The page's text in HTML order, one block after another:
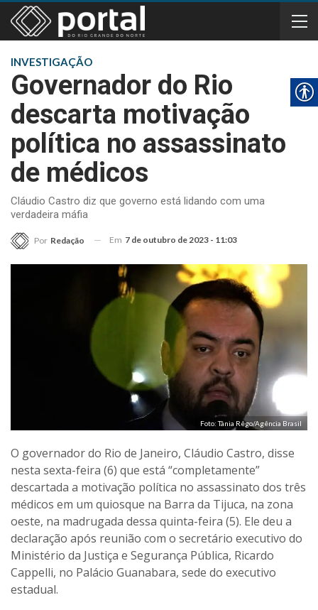
INVESTIGAÇÃO
Governador do Rio
descarta motivação
política no assassinato
de médicos
Cláudio Castro diz que governo está lidando com uma
verdadeira máfia
Por Redação Em 7 de outubro de 2023 - 11:03
Foto: Tânia Rêgo/Agência Brasil
O governador do Rio de Janeiro, Cláudio Castro, disse
nesta sexta-feira (6) que está “completamente”
descartada a motivação política no assassinato dos três
médicos em um quiosque na Barra da Tijuca, na zona
oeste, na madrugada dessa quinta-feira (5). Ele deu a
declaração após reunião com o secretário executivo do
Ministério da Justiça e Segurança Pública, Ricardo
Cappelli, no Palácio Guanabara, sede do executivo
estadual.